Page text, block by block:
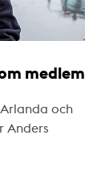
medlem
och
Anders